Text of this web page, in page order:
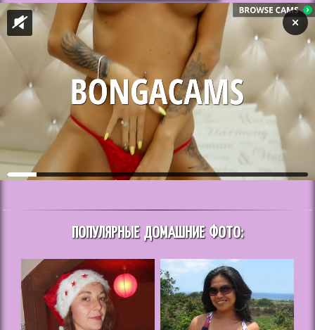
ПОПУЛЯРНЫЕ ДОМАШНИЕ ФОТО: